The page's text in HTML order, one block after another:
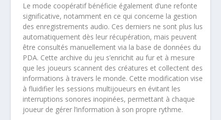
Le mode coopératif bénéficie également d’une refonte
significative, notamment en ce qui concerne la gestion
des enregistrements audio. Ces derniers ne sont plus lus
automatiquement dès leur récupération, mais peuvent
être consultés manuellement via la base de données du
PDA. Cette archive du jeu s’enrichit au fur et à mesure
que les joueurs scannent des créatures et collectent des
informations à travers le monde. Cette modification vise
à fluidifier les sessions multijoueurs en évitant les
interruptions sonores inopinées, permettant à chaque
joueur de gérer l’information à son propre rythme.